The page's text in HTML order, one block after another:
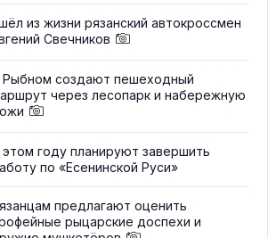
из жизни рязанский автокроссмен
Свечников
Рыбном создают пешеходный
через лесопарк и набережную
году планируют завершить
по «Есенинской Руси»
предлагают оценить
рыцарские доспехи и